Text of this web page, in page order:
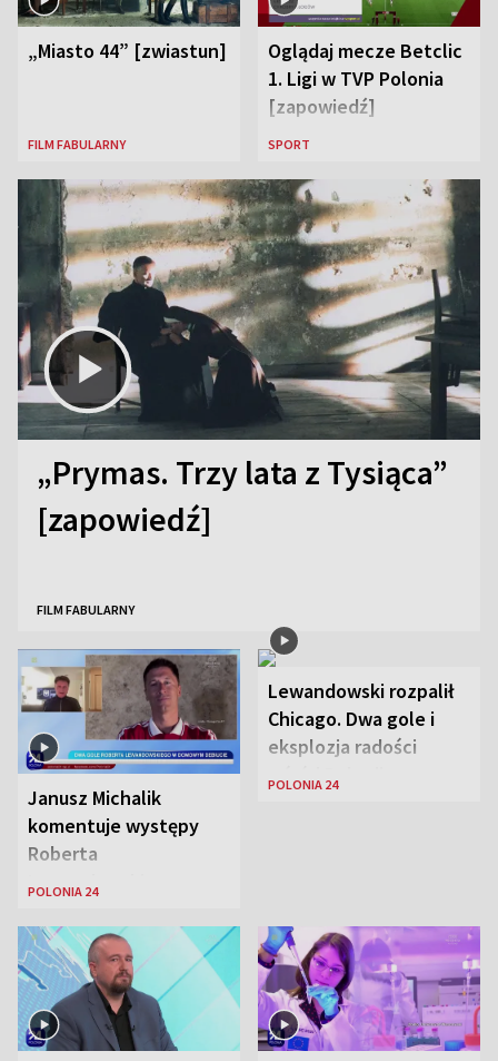
„Miasto 44” [zwiastun]
FILM FABULARNY
Oglądaj mecze Betclic
1. Ligi w TVP Polonia
[zapowiedź]
SPORT
„Prymas. Trzy lata z Tysiąca”
[zapowiedź]
FILM FABULARNY
Janusz Michalik
komentuje występy
Roberta
Lewandowskiego w
Zjednoczonych
POLONIA 24
Lewandowski rozpalił
Chicago. Dwa gole i
eksplozja radości
wśród Polonii
POLONIA 24